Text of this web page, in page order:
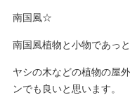
南国風☆
南国風植物と小物であっ
ヤシの木などの植物の屋
ンでも良いと思います。